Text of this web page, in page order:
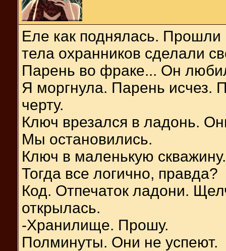
Еле как поднялась. Прошли
тела охранников сделали
Парень во фраке... Он
Я моргнула. Парень исчез.
черту.
Ключ врезался в ладонь.
Мы остановились.
Ключ в маленькую
Тогда все логично, правда?
Код. Отпечаток ладони.
открылась.
-Хранилище. Прошу.
Полминуты. Они не успеют.